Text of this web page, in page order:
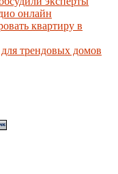
онлайн
квартиру в
трендовых домов